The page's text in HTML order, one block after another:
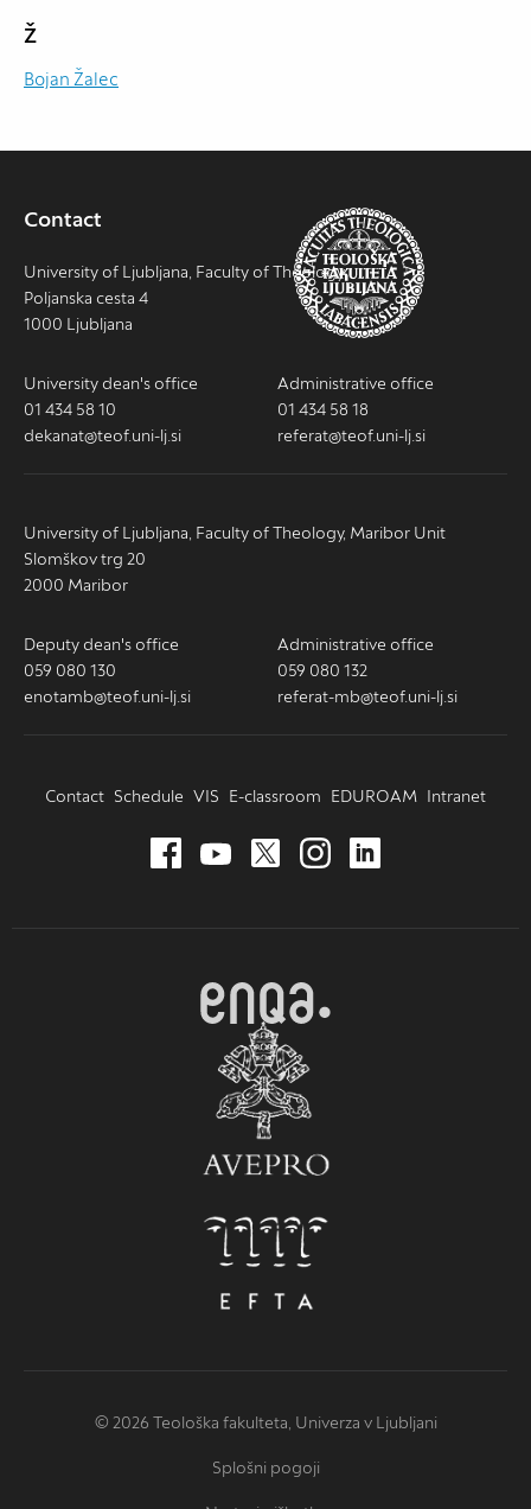
Ž
Bojan Žalec
Contact
University of Ljubljana, Faculty of Theology
Poljanska cesta 4
1000 Ljubljana
University dean's office
01 434 58 10
dekanat@teof.uni-lj.si
Administrative office
01 434 58 18
referat@teof.uni-lj.si
University of Ljubljana, Faculty of Theology, Maribor Unit
Slomškov trg 20
2000 Maribor
Deputy dean's office
059 080 130
enotamb@teof.uni-lj.si
Administrative office
059 080 132
referat-mb@teof.uni-lj.si
Contact Schedule VIS E-classroom EDUROAM Intranet
© 2026 Teološka fakulteta, Univerza v Ljubljani
Splošni pogoji